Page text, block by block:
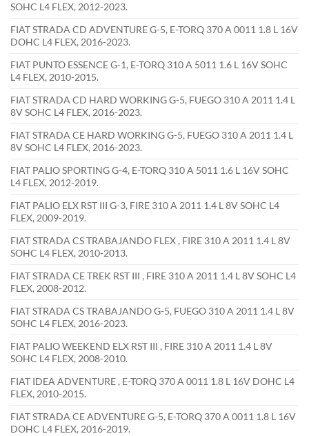
SOHC L4 FLEX, 2012-2023.
FIAT STRADA CD ADVENTURE G-5, E-TORQ 370 A 0011 1.8 L 16V
DOHC L4 FLEX, 2016-2023.
FIAT PUNTO ESSENCE G-1, E-TORQ 310 A 5011 1.6 L 16V SOHC
L4 FLEX, 2010-2015.
FIAT STRADA CD HARD WORKING G-5, FUEGO 310 A 2011 1.4 L
8V SOHC L4 FLEX, 2016-2023.
FIAT STRADA CE HARD WORKING G-5, FUEGO 310 A 2011 1.4 L
8V SOHC L4 FLEX, 2016-2023.
FIAT PALIO SPORTING G-4, E-TORQ 310 A 5011 1.6 L 16V SOHC
L4 FLEX, 2012-2019.
FIAT PALIO ELX RST III G-3, FIRE 310 A 2011 1.4 L 8V SOHC L4
FLEX, 2009-2019.
FIAT STRADA CS TRABAJANDO FLEX , FIRE 310 A 2011 1.4 L 8V
SOHC L4 FLEX, 2010-2013.
FIAT STRADA CE TREK RST III , FIRE 310 A 2011 1.4 L 8V SOHC L4
FLEX, 2008-2012.
FIAT STRADA CS TRABAJANDO G-5, FUEGO 310 A 2011 1.4 L 8V
SOHC L4 FLEX, 2016-2023.
FIAT PALIO WEEKEND ELX RST III , FIRE 310 A 2011 1.4 L 8V
SOHC L4 FLEX, 2008-2010.
FIAT IDEA ADVENTURE , E-TORQ 370 A 0011 1.8 L 16V DOHC L4
FLEX, 2010-2015.
FIAT STRADA CE ADVENTURE G-5, E-TORQ 370 A 0011 1.8 L 16V
DOHC L4 FLEX, 2016-2019.